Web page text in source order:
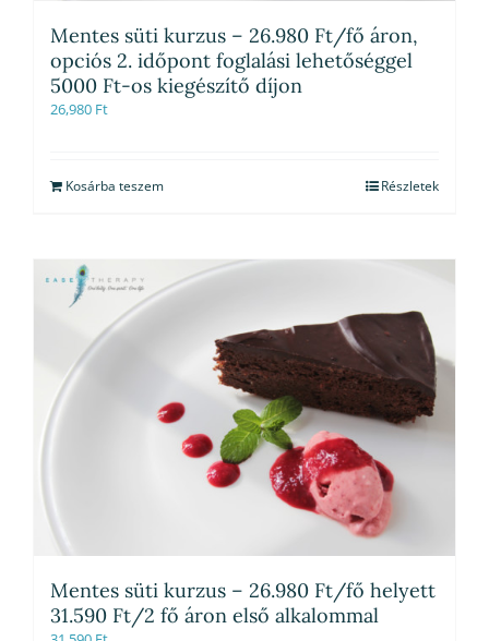
Mentes süti kurzus – 26.980 Ft/fő áron,
opciós 2. időpont foglalási lehetőséggel
5000 Ft-os kiegészítő díjon
26,980 Ft
Kosárba teszem Részletek
Mentes süti kurzus – 26.980 Ft/fő helyett
31.590 Ft/2 fő áron első alkalommal